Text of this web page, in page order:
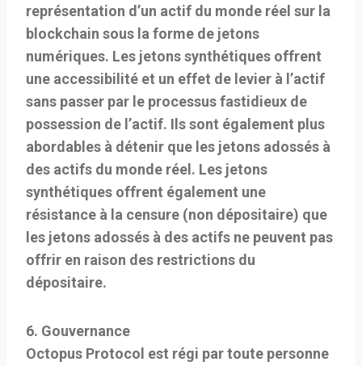
représentation d’un actif du monde réel sur la
blockchain sous la forme de jetons
numériques. Les jetons synthétiques offrent
une accessibilité et un effet de levier à l’actif
sans passer par le processus fastidieux de
possession de l’actif. Ils sont également plus
abordables à détenir que les jetons adossés à
des actifs du monde réel. Les jetons
synthétiques offrent également une
résistance à la censure (non dépositaire) que
les jetons adossés à des actifs ne peuvent pas
offrir en raison des restrictions du
dépositaire.
6. Gouvernance
Octopus Protocol est régi par toute personne